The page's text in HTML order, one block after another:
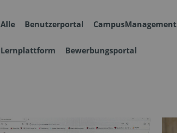
Alle Benutzerportal CampusManagement
Lernplattform Bewerbungsportal